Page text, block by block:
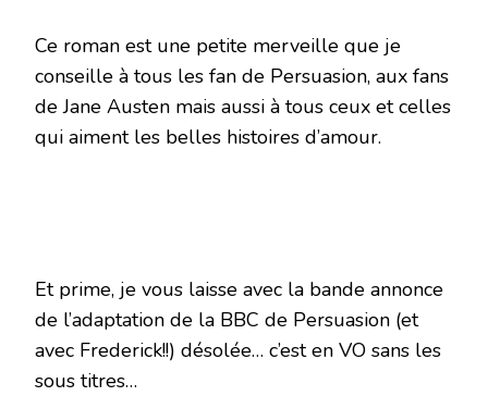
Ce roman est une petite merveille que je
conseille à tous les fan de Persuasion, aux fans
de Jane Austen mais aussi à tous ceux et celles
qui aiment les belles histoires d’amour.
Et prime, je vous laisse avec la bande annonce
de l’adaptation de la BBC de Persuasion (et
avec Frederick!!) désolée… c’est en VO sans les
sous titres…